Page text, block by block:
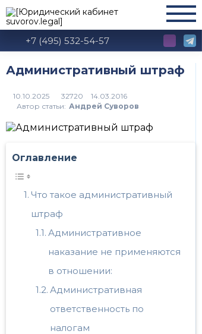
+7 (495) 532-54-57
Административный штраф
32720
Автор статьи: Андрей Суворов
Оглавление
Что такое административный
штраф
Административное
наказание не применяются
в отношении:
Административная
ответственность по
налогам